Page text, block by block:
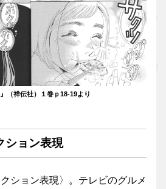
（祥伝社）１巻ｐ18-19より
ション表現
ション表現〉。テレビのグルメ